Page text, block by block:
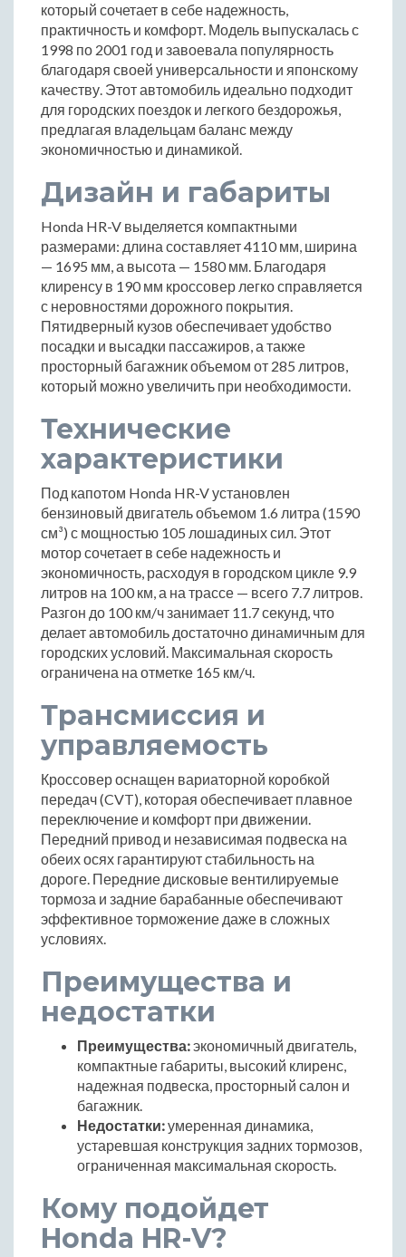
который сочетает в себе надежность,
практичность и комфорт. Модель выпускалась с
1998 по 2001 год и завоевала популярность
благодаря своей универсальности и японскому
качеству. Этот автомобиль идеально подходит
для городских поездок и легкого бездорожья,
предлагая владельцам баланс между
экономичностью и динамикой.
Дизайн и габариты
Honda HR-V выделяется компактными
размерами: длина составляет 4110 мм, ширина
— 1695 мм, а высота — 1580 мм. Благодаря
клиренсу в 190 мм кроссовер легко справляется
с неровностями дорожного покрытия.
Пятидверный кузов обеспечивает удобство
посадки и высадки пассажиров, а также
просторный багажник объемом от 285 литров,
который можно увеличить при необходимости.
Технические
характеристики
Под капотом Honda HR-V установлен
бензиновый двигатель объемом 1.6 литра (1590
см³) с мощностью 105 лошадиных сил. Этот
мотор сочетает в себе надежность и
экономичность, расходуя в городском цикле 9.9
литров на 100 км, а на трассе — всего 7.7 литров.
Разгон до 100 км/ч занимает 11.7 секунд, что
делает автомобиль достаточно динамичным для
городских условий. Максимальная скорость
ограничена на отметке 165 км/ч.
Трансмиссия и
управляемость
Кроссовер оснащен вариаторной коробкой
передач (CVT), которая обеспечивает плавное
переключение и комфорт при движении.
Передний привод и независимая подвеска на
обеих осях гарантируют стабильность на
дороге. Передние дисковые вентилируемые
тормоза и задние барабанные обеспечивают
эффективное торможение даже в сложных
условиях.
Преимущества и
недостатки
Преимущества:экономичный двигатель,
компактные габариты, высокий клиренс,
надежная подвеска, просторный салон и
багажник.
Недостатки:умеренная динамика,
устаревшая конструкция задних тормозов,
ограниченная максимальная скорость.
Кому подойдет
Honda HR-V?